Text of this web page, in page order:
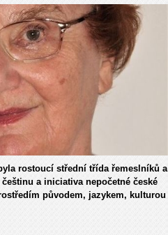
rostoucí střední třída řemeslníků a
a iniciativa nepočetné české
původem, jazykem, kulturou